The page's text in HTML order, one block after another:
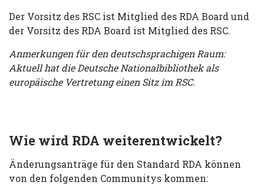
Der Vorsitz des RSC ist Mitglied des RDA Board und
der Vorsitz des RDA Board ist Mitglied des RSC.
Anmerkungen für den deutschsprachigen Raum:
Aktuell hat die Deutsche Nationalbibliothek als
europäische Vertretung einen Sitz im RSC.
Wie wird RDA weiterentwickelt?
Änderungsanträge für den Standard RDA können
von den folgenden Communitys kommen: